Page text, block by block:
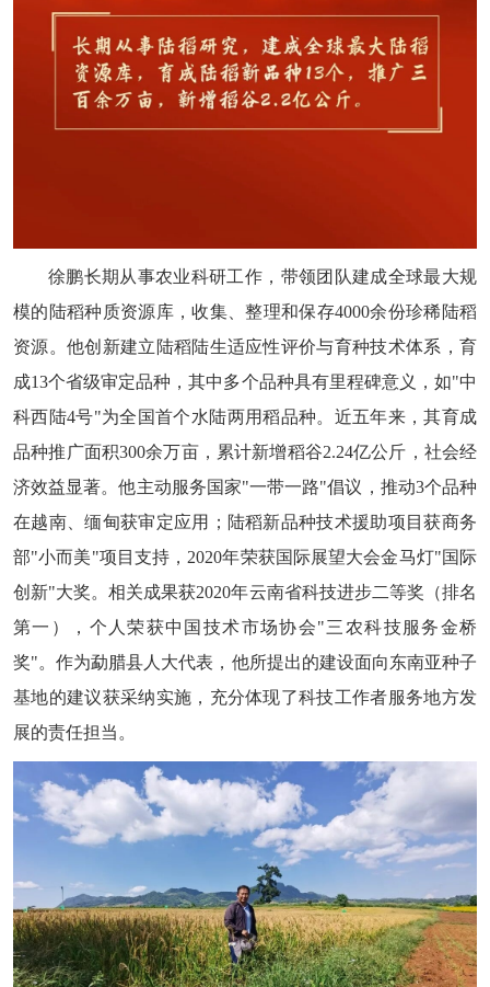
徐鹏长期从事农业科研工作，带领团队建成全球最大规
模的陆稻种质资源库，收集、整理和保存4000余份珍稀陆稻
资源。他创新建立陆稻陆生适应性评价与育种技术体系，育
成13个省级审定品种，其中多个品种具有里程碑意义，如"中
科西陆4号"为全国首个水陆两用稻品种。近五年来，其育成
品种推广面积300余万亩，累计新增稻谷2.24亿公斤，社会经
济效益显著。他主动服务国家"一带一路"倡议，推动3个品种
在越南、缅甸获审定应用；陆稻新品种技术援助项目获商务
部"小而美"项目支持，2020年荣获国际展望大会金马灯"国际
创新"大奖。相关成果获2020年云南省科技进步二等奖（排名
第一），个人荣获中国技术市场协会"三农科技服务金桥
奖"。作为勐腊县人大代表，他所提出的建设面向东南亚种子
基地的建议获采纳实施，充分体现了科技工作者服务地方发
展的责任担当。